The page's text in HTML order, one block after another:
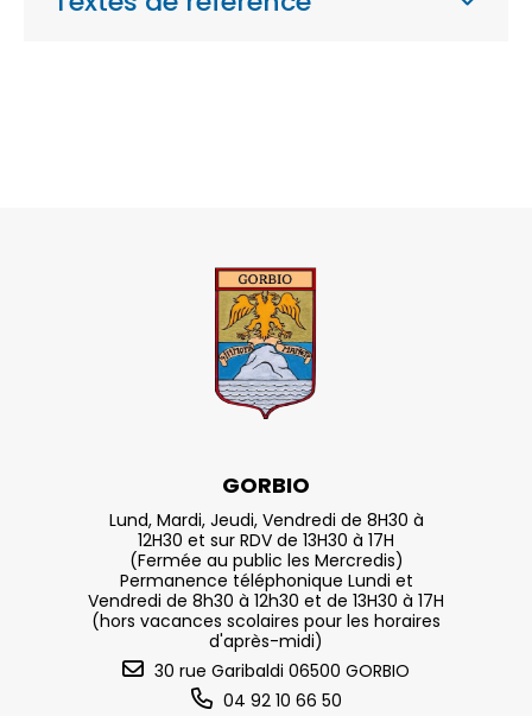
GORBIO
Lund, Mardi, Jeudi, Vendredi de 8H30 à
12H30 et sur RDV de 13H30 à 17H
(Fermée au public les Mercredis)
Permanence téléphonique Lundi et
Vendredi de 8h30 à 12h30 et de 13H30 à 17H
(hors vacances scolaires pour les horaires
d'après-midi)
30 rue Garibaldi 06500 GORBIO
04 92 10 66 50